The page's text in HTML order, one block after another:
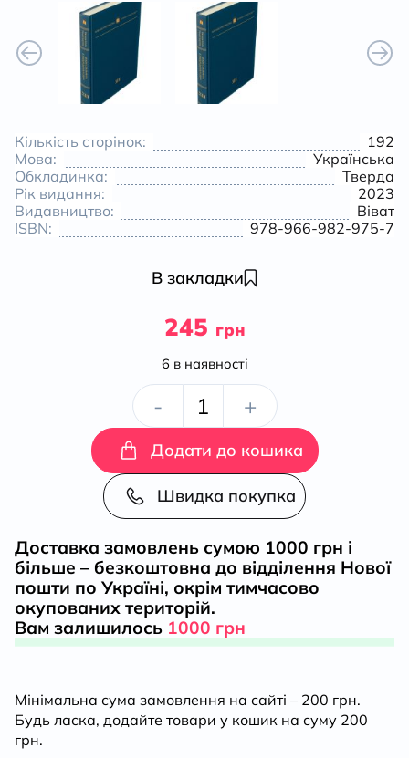
Кількість сторінок:
192
Мова:
Українська
Обкладинка:
Тверда
Рік видання:
2023
Видавництво:
Віват
ISBN:
978-966-982-975-7
В закладки
245 грн
6 в наявності
-
Повітряна
й
тривожна
кількість
+
Додати до кошика
Швидка покупка
Доставка замовлень сумою 1000 грн і
більше – безкоштовна до відділення Нової
пошти по Україні, окрім тимчасово
окупованих територій.
Вам залишилось 1000 грн
Мінімальна сума замовлення на сайті – 200 грн.
Будь ласка, додайте товари у кошик на суму 200
грн.